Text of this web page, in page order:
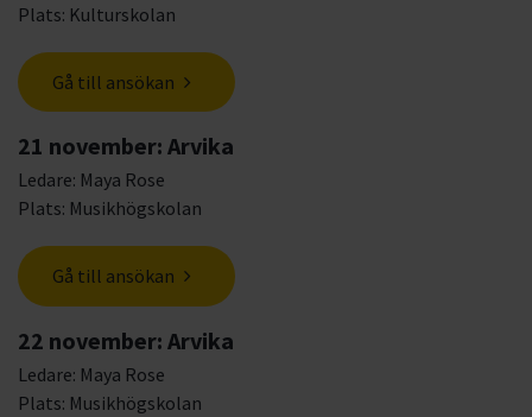
Plats: Kulturskolan
Gå till ansökan
21 november: Arvika
Ledare: Maya Rose
Plats: Musikhögskolan
Gå till ansökan
22 november: Arvika
Ledare: Maya Rose
Plats: Musikhögskolan